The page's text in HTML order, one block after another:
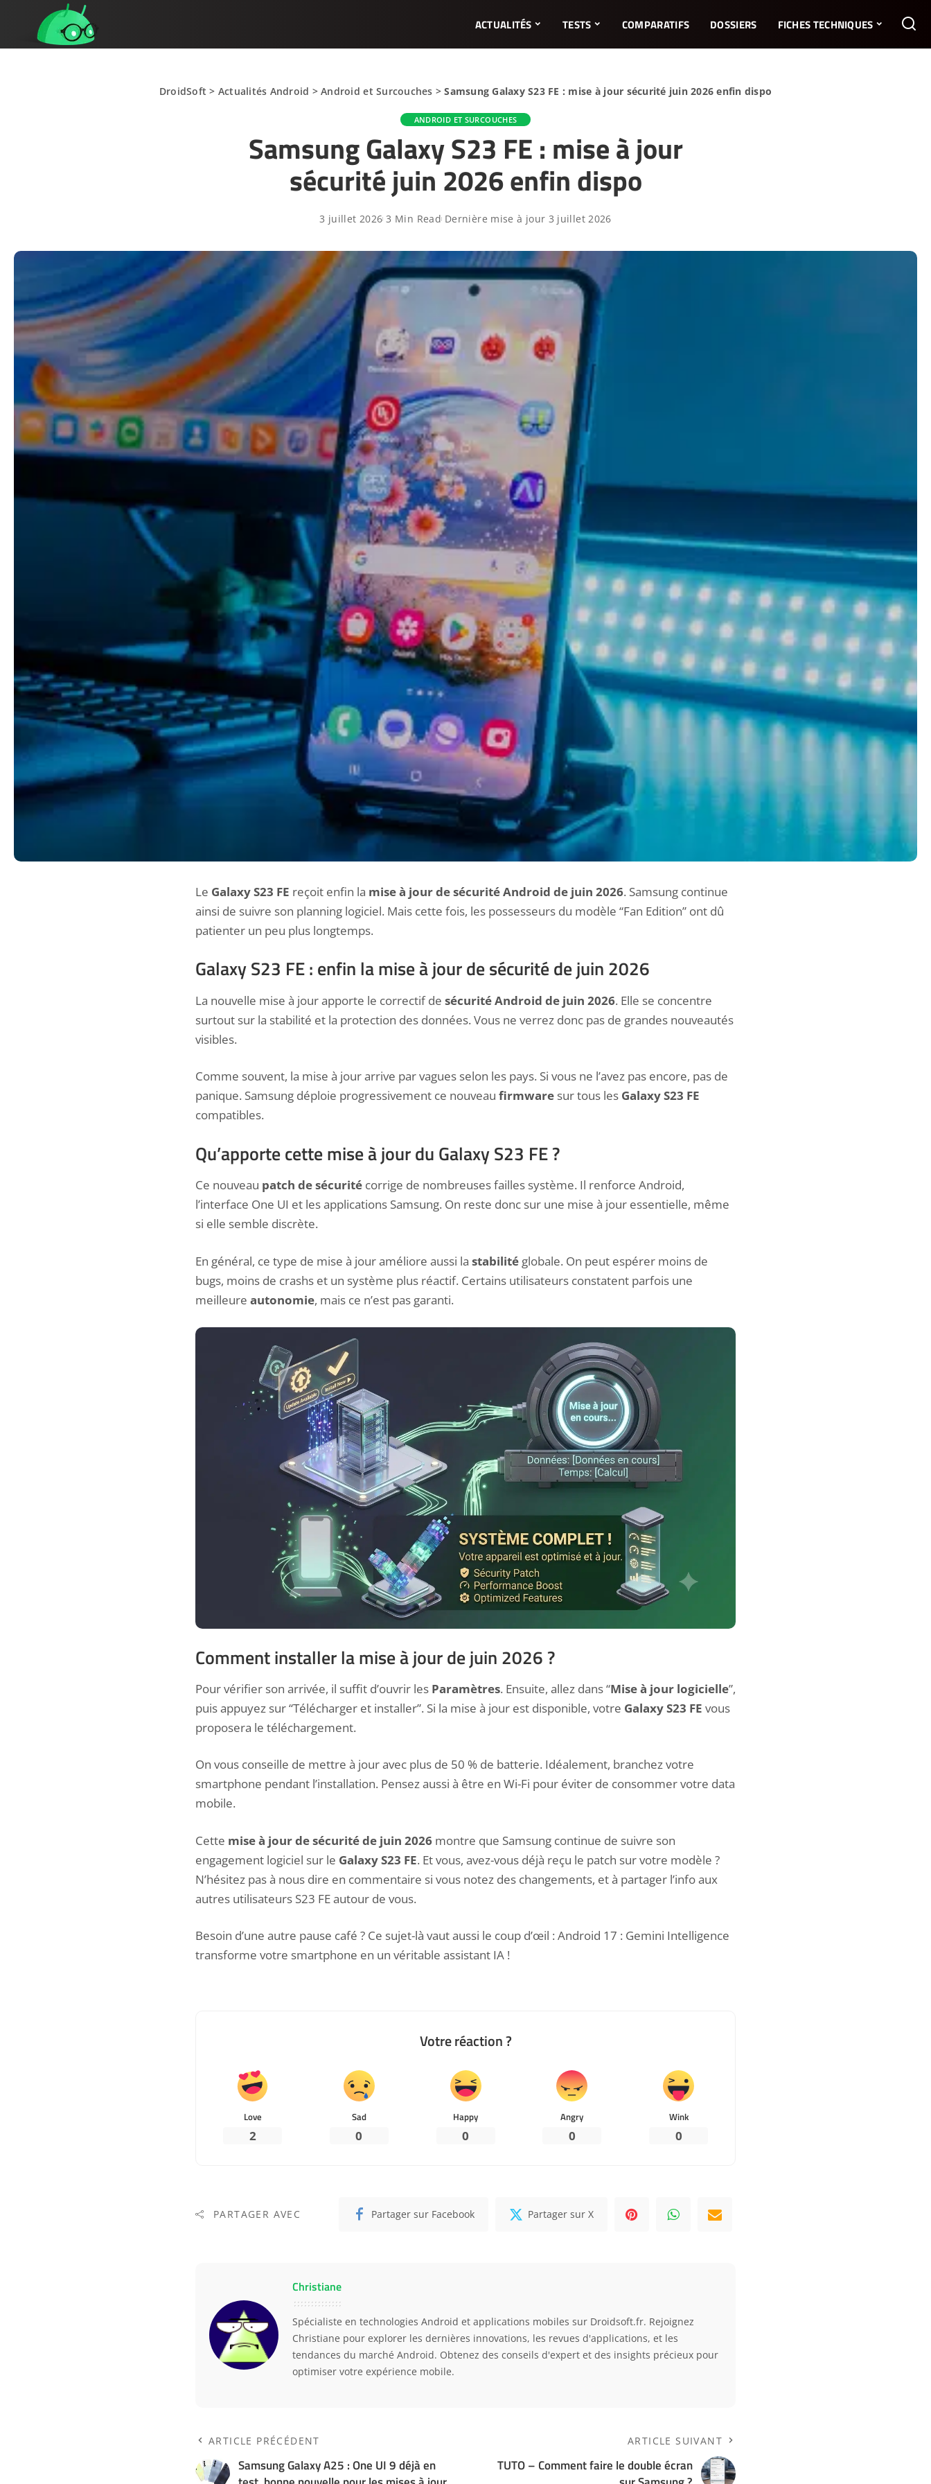
ACTUALITÉS TESTS COMPARATIFS DOSSIERS FICHES TECHNIQUES
DroidSoft > Actualités Android >Android et Surcouches >Samsung Galaxy S23 FE : mise à jour sécurité juin 2026 enfin dispo
ANDROID ET SURCOUCHES
Samsung Galaxy S23 FE : mise à jour
sécurité juin 2026 enfin dispo
3 juillet 2026 3 Min Read Dernière mise à jour 3 juillet 2026
Le Galaxy S23 FE reçoit enfin la mise à jour de sécurité Android de juin 2026. Samsung continue
ainsi de suivre son planning logiciel. Mais cette fois, les possesseurs du modèle “Fan Edition” ont dû
patienter un peu plus longtemps.
Galaxy S23 FE : enfin la mise à jour de sécurité de juin 2026
La nouvelle mise à jour apporte le correctif de sécurité Android de juin 2026. Elle se concentre
surtout sur la stabilité et la protection des données. Vous ne verrez donc pas de grandes nouveautés
visibles.
Comme souvent, la mise à jour arrive par vagues selon les pays. Si vous ne l’avez pas encore, pas de
panique. Samsung déploie progressivement ce nouveau firmware sur tous les Galaxy S23 FE
compatibles.
Qu’apporte cette mise à jour du Galaxy S23 FE ?
Ce nouveau patch de sécurité corrige de nombreuses failles système. Il renforce Android,
l’interface One UI et les applications Samsung. On reste donc sur une mise à jour essentielle, même
si elle semble discrète.
En général, ce type de mise à jour améliore aussi la stabilité globale. On peut espérer moins de
bugs, moins de crashs et un système plus réactif. Certains utilisateurs constatent parfois une
meilleure autonomie, mais ce n’est pas garanti.
Comment installer la mise à jour de juin 2026 ?
Pour vérifier son arrivée, il suffit d’ouvrir les Paramètres. Ensuite, allez dans “Mise à jour logicielle”,
puis appuyez sur “Télécharger et installer”. Si la mise à jour est disponible, votre Galaxy S23 FE vous
proposera le téléchargement.
On vous conseille de mettre à jour avec plus de 50 % de batterie. Idéalement, branchez votre
smartphone pendant l’installation. Pensez aussi à être en Wi-Fi pour éviter de consommer votre data
mobile.
Cette mise à jour de sécurité de juin 2026 montre que Samsung continue de suivre son
engagement logiciel sur le Galaxy S23 FE. Et vous, avez-vous déjà reçu le patch sur votre modèle ?
N’hésitez pas à nous dire en commentaire si vous notez des changements, et à partager l’info aux
autres utilisateurs S23 FE autour de vous.
Besoin d’une autre pause café ? Ce sujet-là vaut aussi le coup d’œil : Android 17 : Gemini Intelligence
transforme votre smartphone en un véritable assistant IA !
Votre réaction ?
Love
2
Sad
0
Happy
0
Angry
0
Wink
0
PARTAGER AVEC Partager sur Facebook Partager sur X
Christiane
Spécialiste en technologies Android et applications mobiles sur Droidsoft.fr. Rejoignez
Christiane pour explorer les dernières innovations, les revues d'applications, et les
tendances du marché Android. Obtenez des conseils d'expert et des insights précieux pour
optimiser votre expérience mobile.
ARTICLE PRÉCÉDENT
Samsung Galaxy A25 : One UI 9 déjà en
ARTICLE SUIVANT
TUTO – Comment faire le double écran